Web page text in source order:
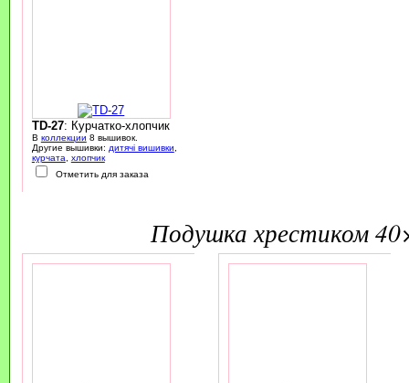
TD-27: Курчатко-хлопчик
В коллекции 8 вышивок.
Другие вышивки: дитячі вишивки
курчата
хлопчик
Отметить для заказа
подушка хрестиком